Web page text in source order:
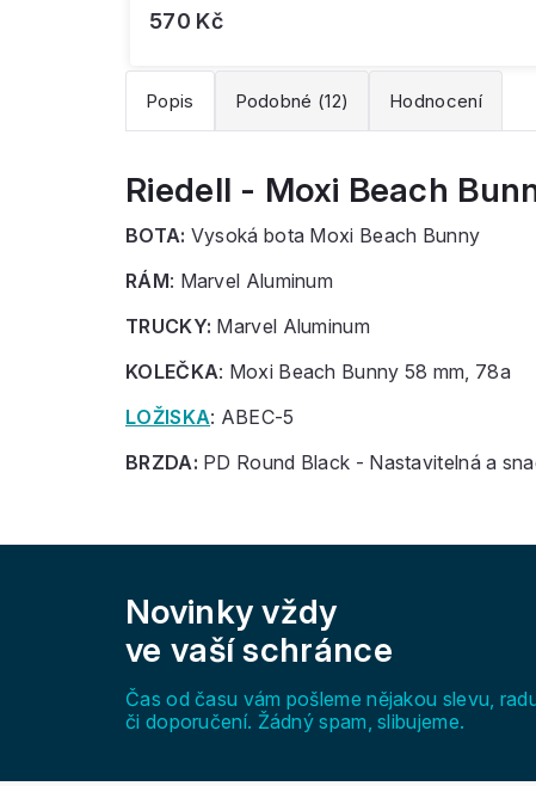
570 Kč
Popis Podobné (12) Hodnocení
Riedell - Moxi Beach
BOTA: Vysoká bota Moxi Beach Bunny
RÁM: Marvel Aluminum
TRUCKY: Marvel Aluminum
KOLEČKA: Moxi Beach Bunny 58 mm, 78a
LOŽISKA: ABEC-5
BRZDA: PD Round Black - Nastavitelná a
Novinky vždy
ve vaší schránce
Čas od času vám pošleme nějakou slevu,
či doporučení. Žádný spam, slibujeme.